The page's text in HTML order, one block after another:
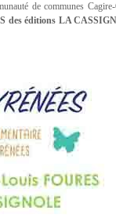
de communes
des éditions LA